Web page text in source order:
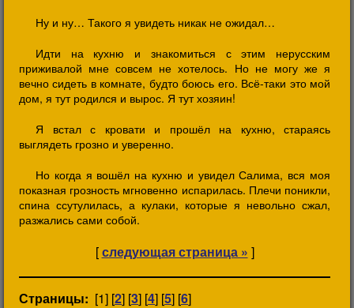
Ну и ну… Такого я увидеть никак не ожидал…
Идти на кухню и знакомиться с этим нерусским
приживалой мне совсем не хотелось. Но не могу же я
вечно сидеть в комнате, будто боюсь его. Всё-таки это мой
дом, я тут родился и вырос. Я тут хозяин!
Я встал с кровати и прошёл на кухню, стараясь
выглядеть грозно и уверенно.
Но когда я вошёл на кухню и увидел Салима, вся моя
показная грозность мгновенно испарилась. Плечи поникли,
спина ссутулилась, а кулаки, которые я невольно сжал,
разжались сами собой.
[следующая страница » ]
Страницы: [1] [2] [3] [4] [5] [6]